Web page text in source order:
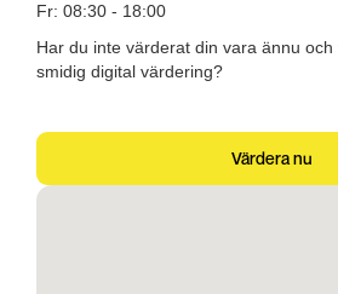
Fr: 08:30 - 18:00
Har du inte värderat din vara ännu
smidig digital värdering?
Värdera nu